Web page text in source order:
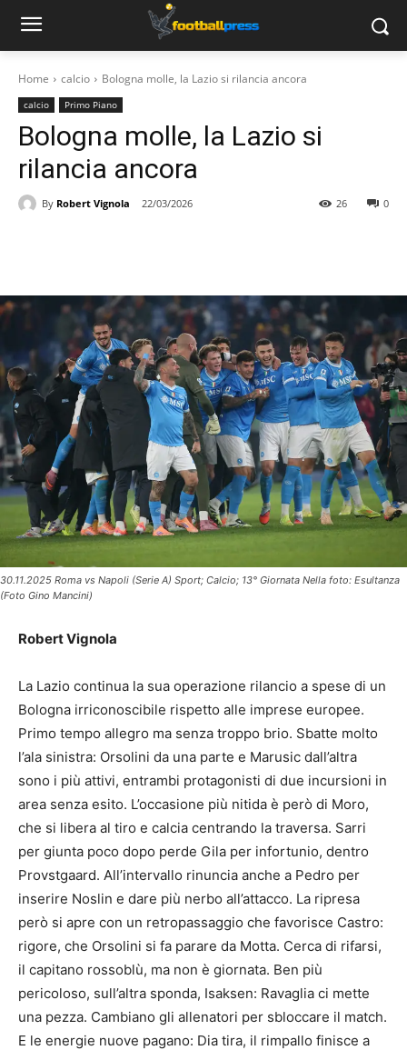
Home calcio Bologna molle, la Lazio si rilancia ancora
calcio Primo Piano
Bologna molle, la Lazio si
rilancia ancora
By Robert Vignola 22/03/2026 0
26
30.11.2025 Roma vs Napoli (Serie A) Sport; Calcio; 13° Giornata Nella foto: Esultanza
(Foto Gino Mancini)
Robert Vignola
La Lazio continua la sua operazione rilancio a spese di un
Bologna irriconoscibile rispetto alle imprese europee.
Primo tempo allegro ma senza troppo brio. Sbatte molto
l’ala sinistra: Orsolini da una parte e Marusic dall’altra
sono i più attivi, entrambi protagonisti di due incursioni in
area senza esito. L’occasione più nitida è però di Moro,
che si libera al tiro e calcia centrando la traversa. Sarri
per giunta poco dopo perde Gila per infortunio, dentro
Provstgaard. All’intervallo rinuncia anche a Pedro per
inserire Noslin e dare più nerbo all’attacco. La ripresa
però si apre con un retropassaggio che favorisce Castro:
rigore, che Orsolini si fa parare da Motta. Cerca di rifarsi,
il capitano rossoblù, ma non è giornata. Ben più
pericoloso, sull’altra sponda, Isaksen: Ravaglia ci mette
una pezza. Cambiano gli allenatori per sbloccare il match.
E le energie nuove pagano: Dia tira, il rimpallo finisce a